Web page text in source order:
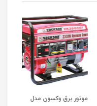
موتور برق وکسون مدل